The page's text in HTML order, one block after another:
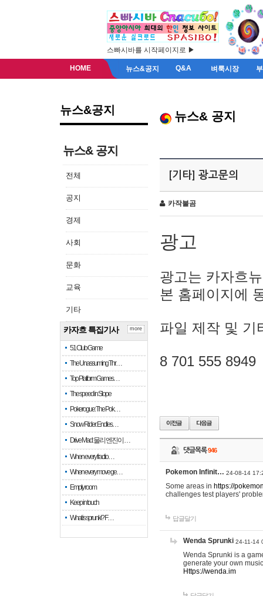
스빠시바를 시작페이지로 ▶
HOME 뉴스&공지 Q&A 벼룩시장
뉴스&공지
뉴스& 공지
전체
공지
경제
사회
문화
교육
기타
카자흐 특집기사
51 Club Game
The Unassuming Thr…
Top Platform Games…
The speed in Slope
Pokerogue: The Pok…
Snow Rider: Endles…
Drive Mad: 물리 엔진이 …
When every fractio…
When every move ge…
Empty room
Keep in touch
What is sprunki? F…
more
뉴스& 공지
[기타] 광고문의
카작불곰
광고
광고는 카자흐
본 홈페이지에
파일 제작 및 기
8 701 555 8949
댓글목록946
Pokemon Infinit… 24-08-14
Some areas in https://
challenges test players'
답글달기
Wenda Sprunki 24-11-14
Wenda Sprunki is a
generate your own
Https://wenda.im